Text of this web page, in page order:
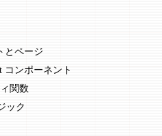
とページ
コンポーネント
関数
ック